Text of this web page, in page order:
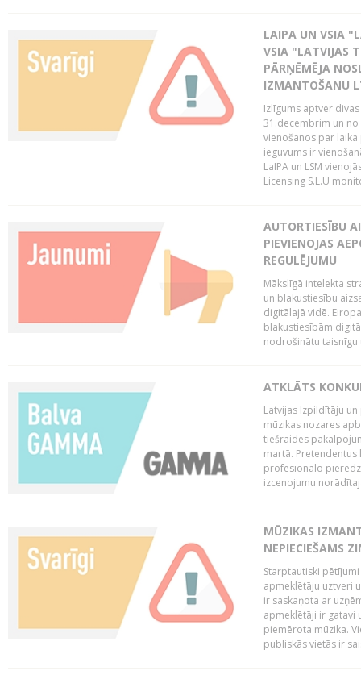
LAIPA UN VSIA
VSIA "LATVIJAS
PĀRŅĒMĒJA
IZMANTOŠANU
Izlīgums aptver
31.decembrim un no
vienošanos par
ieguvums ir
LaIPA un LSM
Licensing S.L.U
AUTORTIESĪBU
PIEVIENOJAS
REGULĒJUMU
Mākslīgā intelekta
un blakustiesību
digitālajā vidē.
blakustiesībām
nodrošinātu taisnīgu
ATKLĀTS
Latvijas Izpildītāju
mūzikas nozares
tiešraides
martā. Pretendentus
profesionālo
izcenojumu
MŪZIKAS
NEPIECIEŠAMS
Starptautiski
apmeklētāju uztveri
ir saskaņota ar
apmeklētāji ir gatavi
piemērota mūzika.
publiskās vietās ir